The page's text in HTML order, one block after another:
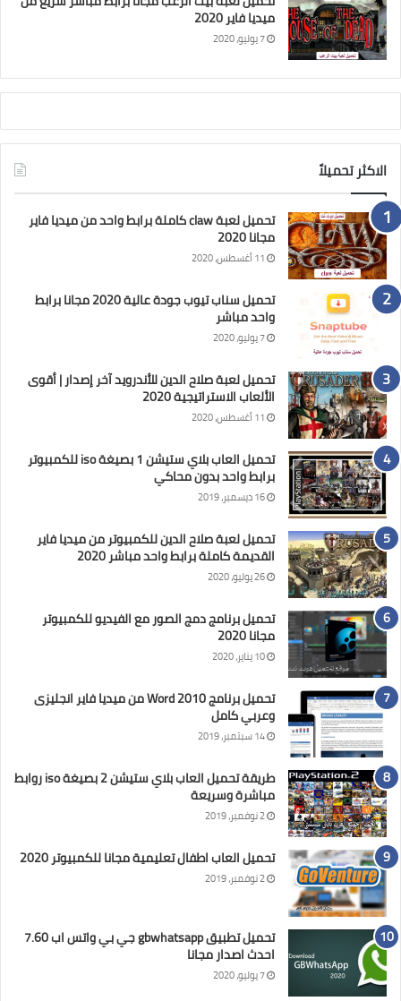
ميديا فاير 2020
7 يوليو، 2020
الاكثر تحميلاً
تحميل لعبة claw كاملة برابط واحد من ميديا فاير
مجانا 2020
11 أغسطس، 2020
تحميل سناب تيوب جودة عالية 2020 مجانا برابط
واحد مباشر
7 يوليو، 2020
تحميل لعبة صلاح الدين للأندرويد آخر إصدار | أقوى
الألعاب الاستراتيجية 2020
11 أغسطس، 2020
تحميل العاب بلاي ستيشن 1 بصيغة iso للكمبيوتر
برابط واحد بدون محاكي
16 ديسمبر، 2019
تحميل لعبة صلاح الدين للكمبيوتر من ميديا فاير
القديمة كاملة برابط واحد مباشر 2020
26 يوليو، 2020
تحميل برنامج دمج الصور مع الفيديو للكمبيوتر
مجانا 2020
10 يناير، 2020
تحميل برنامج Word 2010 من ميديا فاير انجليزى
وعربي كامل
14 سبتمبر، 2019
طريقة تحميل العاب بلاي ستيشن 2 بصيغة iso روابط
مباشرة وسريعة
2 نوفمبر، 2019
تحميل العاب اطفال تعليمية مجانا للكمبيوتر 2020
2 نوفمبر، 2019
تحميل تطبيق gbwhatsapp جي بي واتس اب 7.60
احدث اصدار مجانا
7 يوليو، 2020